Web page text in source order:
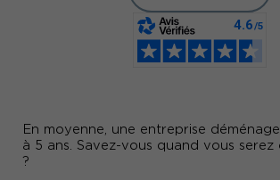
En moyenne, une entreprise
à 5 ans. Savez-vous quand vous serez
?